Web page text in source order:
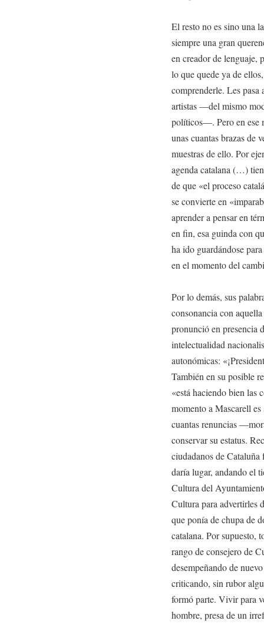
El resto no es sino una
siempre una gran
en creador de lenguaje,
lo que quede ya de
comprenderle. Les pasa
artistas —del mismo
políticos—. Pero en ese
unas cuantas brazas de
muestras de ello. Por
agenda catalana (…)
de que «el proceso
se convierte en
aprender a pensar en
en fin, esa guinda con
ha ido guardándose
en el momento del
Por lo demás, sus
consonancia con
pronunció en presencia
intelectualidad
autonómicas:
También en su posible
«está haciendo bien las
momento a Mascarell
cuantas renuncias
conservar su estatus.
ciudadanos de
daría lugar, andando el
Cultura del
Cultura para advertirles
que ponía de chupa de
catalana. Por supuesto,
rango de consejero de
desempeñando de
criticando, sin rubor
formó parte. Vivir para
hombre, presa de un